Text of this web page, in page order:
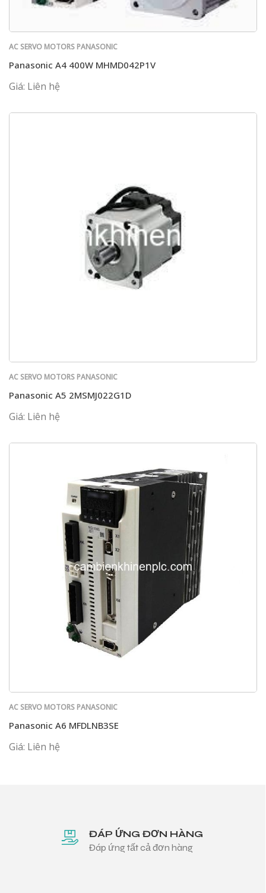
AC SERVO MOTORS PANASONIC
Panasonic A4 400W MHMD042P1V
Giá: Liên hệ
AC SERVO MOTORS PANASONIC
Panasonic A5 2MSMJ022G1D
Giá: Liên hệ
AC SERVO MOTORS PANASONIC
Panasonic A6 MFDLNB3SE
Giá: Liên hệ
ĐÁP ỨNG ĐƠN HÀNG
Đáp ứng tất cả đơn hàng